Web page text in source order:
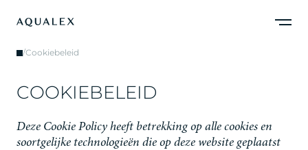
/Cookiebeleid
COOKIEBELEID
Deze Cookie Policy heeft betrekking op alle cookies en
soortgelijke technologieën die op deze website geplaatst